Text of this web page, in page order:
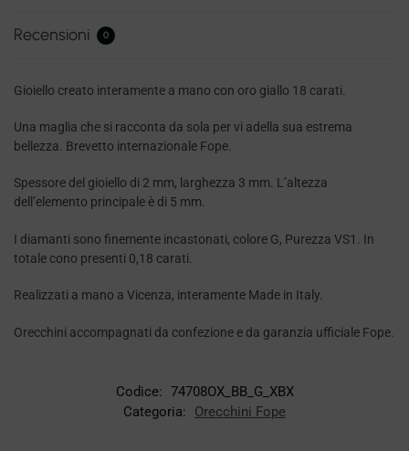
Recensioni 0
Gioiello creato interamente a mano con oro giallo 18 carati.
Una maglia che si racconta da sola per vi adella sua estrema
bellezza. Brevetto internazionale Fope.
Spessore del gioiello di 2 mm, larghezza 3 mm. L’altezza
dell’elemento principale è di 5 mm.
I diamanti sono finemente incastonati, colore G, Purezza VS1. In
totale cono presenti 0,18 carati.
Realizzati a mano a Vicenza, interamente Made in Italy.
Orecchini accompagnati da confezione e da garanzia ufficiale Fope.
Codice: 74708OX_BB_G_XBX
Categoria:
Orecchini Fope